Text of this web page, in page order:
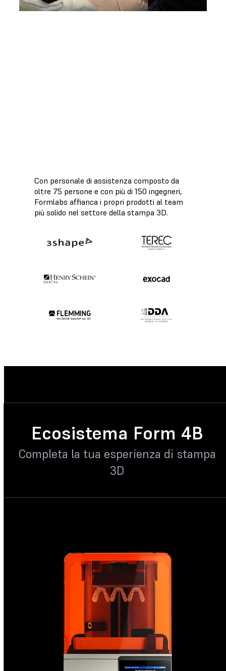
Con personale di assistenza composto da
oltre 75 persone e con più di 150 ingegneri,
Formlabs affianca i propri prodotti al team
più solido nel settore della stampa 3D.
Ecosistema Form 4B
Completa la tua esperienza di stampa
3D